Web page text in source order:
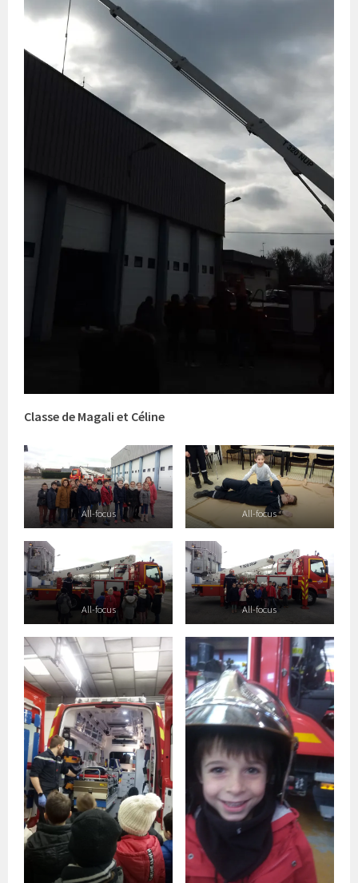
Classe de Magali et Céline
All-focus All-focus
All-focus All-focus